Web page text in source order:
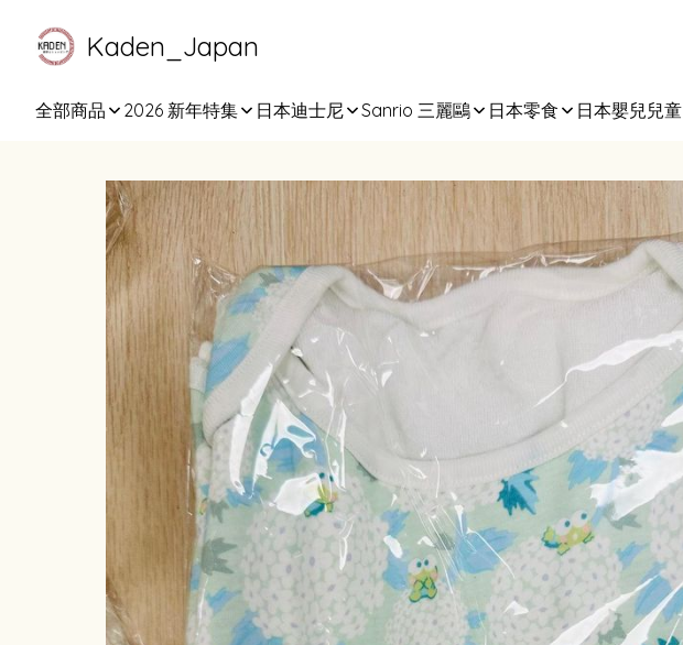
Kaden_Japan
全部商品 2026 新年特集 日本迪士尼 Sanrio 三麗鷗 日本零食 日本嬰兒兒童